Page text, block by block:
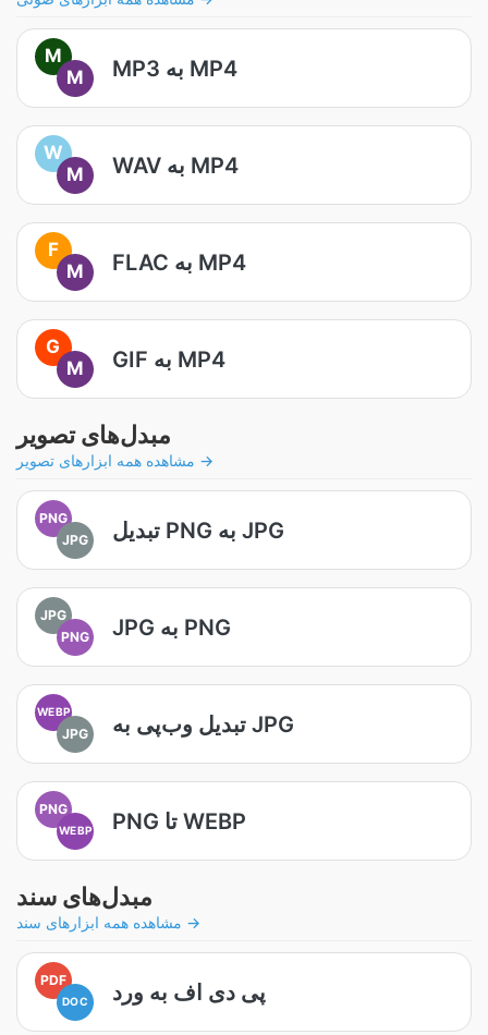
M
M
MP3 به MP4
W
M
WAV به MP4
F
M
FLAC به MP4
G
M
GIF به MP4
مبدل‌های تصویر
مشاهده همه ابزارهای تصویر →
PNG
JPG
تبدیل PNG به JPG
JPG
PNG
JPG به PNG
WEBP
JPG تبدیل وب‌پی به JPG
PNG
WEBP PNG تا WEBP
مبدل‌های سند
مشاهده همه ابزارهای سند →
PDF
DOC پی دی اف به ورد